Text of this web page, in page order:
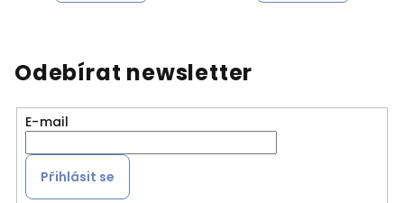
Odebírat newsletter
E-mail
Přihlásit se